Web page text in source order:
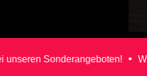
Sonderangeboten!